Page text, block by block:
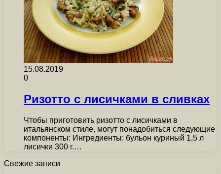
15.08.2019
0
Ризотто с лисичками в сливках
Чтобы приготовить ризотто с лисичками в
итальянском стиле, могут понадобиться следующие
компоненты: Ингредиенты: бульон куриный 1,5 л
лисички 300 г.…
Свежие записи